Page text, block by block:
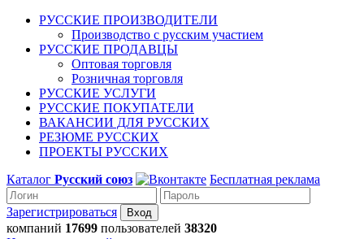
РУССКИЕ ПРОИЗВОДИТЕЛИ
Производство с русским участием
РУССКИЕ ПРОДАВЦЫ
Оптовая торговля
Розничная торговля
РУССКИЕ УСЛУГИ
РУССКИЕ ПОКУПАТЕЛИ
ВАКАНСИИ ДЛЯ РУССКИХ
РЕЗЮМЕ РУССКИХ
ПРОЕКТЫ РУССКИХ
Каталог Русский союз Бесплатная реклама
Зарегистрироваться
компаний 17699 пользователей 38320